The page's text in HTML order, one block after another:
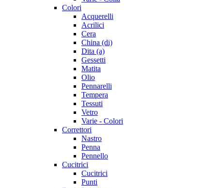
Colori
Acquerelli
Acrilici
Cera
China (di)
Dita (a)
Gessetti
Matita
Olio
Pennarelli
Tempera
Tessuti
Vetro
Varie - Colori
Correttori
Nastro
Penna
Pennello
Cucitrici
Cucitrici
Punti